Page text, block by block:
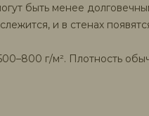
быть менее
и в стенах
г/м². Плотность